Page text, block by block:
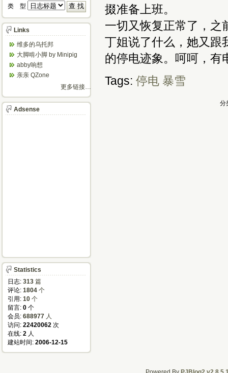
掇准备上班。
一切又恢复正常了，之
丁姐说了什么，她又跟
的停电迹象。呵呵，有
Tags: 停电 暴雪
分
类 型
Links
维多的乌托邦
大脚啃小脚 by Minipig
abby响想
亲亲 QZone
更多链接…
Adsense
Statistics
日志: 313 篇
评论: 1804 个
引用: 10 个
留言: 0 个
会员: 688977 人
访问: 22420062 次
在线: 2 人
建站时间: 2006-12-15